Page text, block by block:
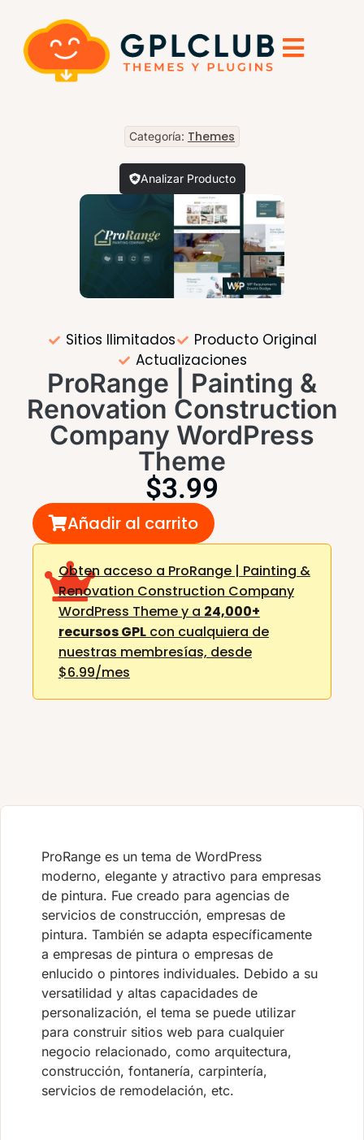
Categoría: Themes
Analizar Producto
Sitios Ilimitados
Producto Original
Actualizaciones
ProRange | Painting &
Renovation Construction
Company WordPress
Theme
$3.99
Añadir al carrito
Obten acceso a ProRange | Painting &
Renovation Construction Company
WordPress Theme y a 24,000+
recursos GPLcon cualquiera de
nuestras membresías, desde
$6.99/mes
ProRange es un tema de WordPress
moderno, elegante y atractivo para empresas
de pintura. Fue creado para agencias de
servicios de construcción, empresas de
pintura. También se adapta específicamente
a empresas de pintura o empresas de
enlucido o pintores individuales. Debido a su
versatilidad y altas capacidades de
personalización, el tema se puede utilizar
para construir sitios web para cualquier
negocio relacionado, como arquitectura,
construcción, fontanería, carpintería,
servicios de remodelación, etc.